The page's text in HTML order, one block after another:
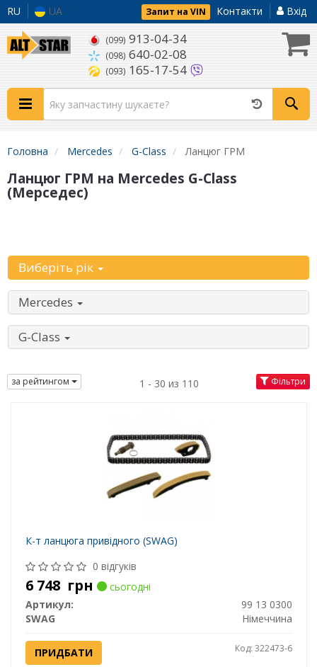
RU UA Запит на VIN Контакти Вхід
(099) 913-04-34
(098) 640-02-08
(093) 165-17-54
Головна Mercedes G-Class Ланцюг ГРМ
Ланцюг ГРМ на Mercedes G-Class
(Мерседес)
Виберіть рік
Mercedes
G-Class
за рейтингом 1 - 30 из 110 Фільтри
К-т ланцюга привідного (SWAG)
0 відгуків
6 748 грн
сьогодні
Артикул:
99 13 0300
SWAG
Німеччина
ПРИДБАТИ Код: 322473-6